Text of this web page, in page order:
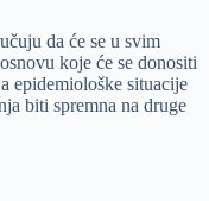
da će se u svim
koje će se donositi
epidemiološke situacije
biti spremna na druge